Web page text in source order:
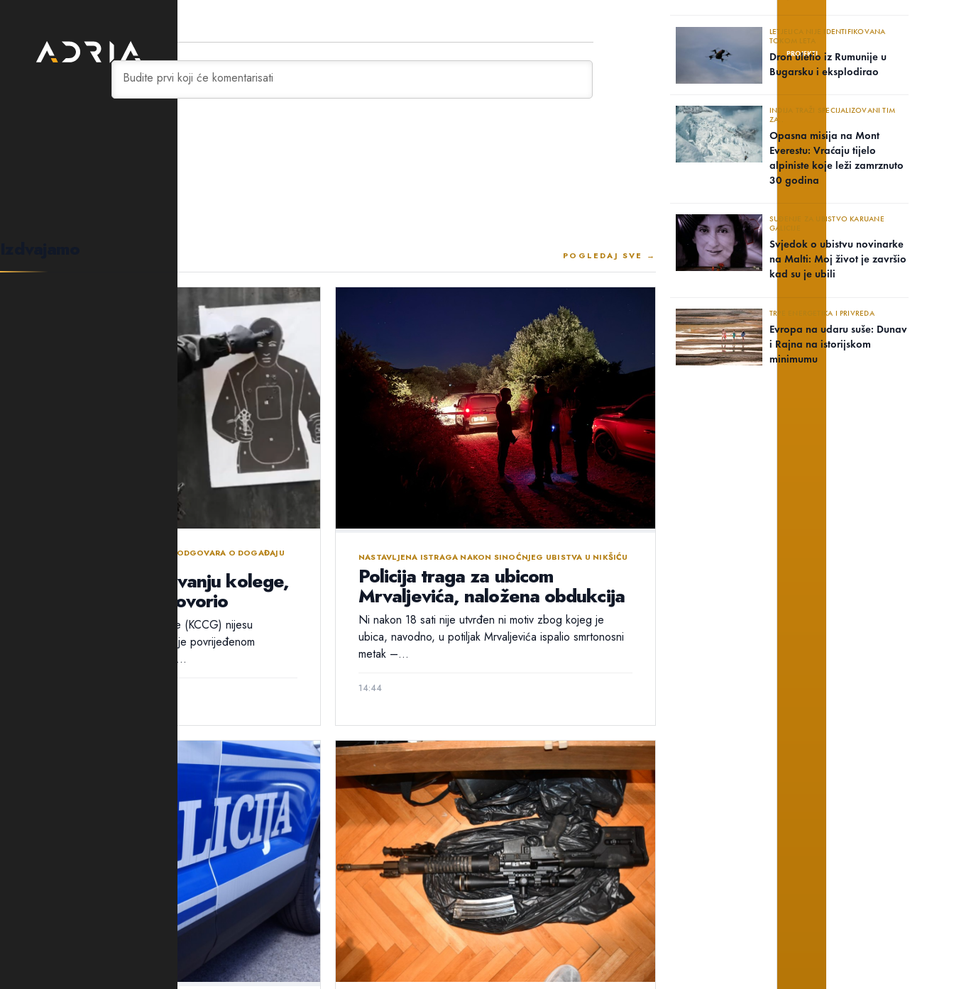
PROJEKTI
POGLEDAJ SVE →
BEZBJEDNOSNI SEKTOR DANIMA NE ODGOVARA O DOGAĐAJU
Policija ćuti o ranjavanju kolege,
ali traži ko je progovorio
Ni iz Kliničkog centra Crne Gore (KCCG) nijesu
odgovorili na pitanja Adrije da li je povrijeđenom
policajcu B.B. ukazivana pomoć...
NASTAVLJENA ISTRAGA NAKON SINOĆNJEG UBISTVA U NIKŠIĆU
Policija traga za ubicom
Mrvaljevića, naložena obdukcija
Ni nakon 18 sati nije utvrđen ni motiv zbog kojeg je
ubica, navodno, u potiljak Mrvaljevića ispalio smrtonosni
metak –...
14:44
LETJELICA NIJE IDENTIFIKOVANA
TOKOM LETA
Dron uletio iz Rumunije u
Bugarsku i eksplodirao
INDIJA TRAŽI SPECIJALIZOVANI TIM
ZA..
Opasna misija na Mont
Everestu: Vraćaju tijelo
alpiniste koje leži zamrznuto
30 godina
SUĐENJE ZA UBISTVO KARUANE
GALICIJE
Svjedok o ubistvu novinarke
na Malti: Moj život je završio
kad su je ubili
TRPE ENERGETIKA I PRIVREDA
Evropa na udaru suše: Dunav
i Rajna na istorijskom
minimumu